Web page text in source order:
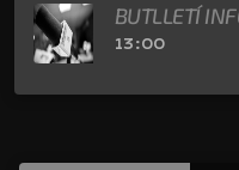
BUTLLETÍ
13:00